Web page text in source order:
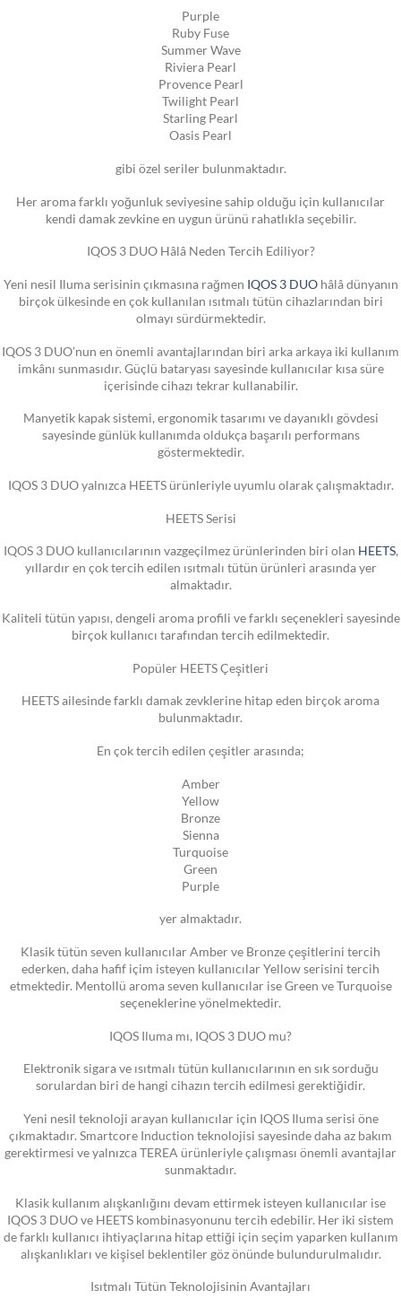
Purple
Ruby Fuse
Summer Wave
Riviera Pearl
Provence Pearl
Twilight Pearl
Starling Pearl
Oasis Pearl
gibi özel seriler bulunmaktadır.
Her aroma farklı yoğunluk seviyesine sahip olduğu için kullanıcılar
kendi damak zevkine en uygun ürünü rahatlıkla seçebilir.
IQOS 3 DUO Hâlâ Neden Tercih Ediliyor?
Yeni nesil Iluma serisinin çıkmasına rağmen IQOS 3 DUOhâlâ dünyanın
birçok ülkesinde en çok kullanılan ısıtmalı tütün cihazlarından biri
olmayı sürdürmektedir.
IQOS 3 DUO’nun en önemli avantajlarından biri arka arkaya iki kullanım
imkânı sunmasıdır. Güçlü bataryası sayesinde kullanıcılar kısa süre
içerisinde cihazı tekrar kullanabilir.
Manyetik kapak sistemi, ergonomik tasarımı ve dayanıklı gövdesi
sayesinde günlük kullanımda oldukça başarılı performans
göstermektedir.
IQOS 3 DUO yalnızca HEETS ürünleriyle uyumlu olarak çalışmaktadır.
HEETS Serisi
IQOS 3 DUO kullanıcılarının vazgeçilmez ürünlerinden biri olan HEETS,
yıllardır en çok tercih edilen ısıtmalı tütün ürünleri arasında yer
almaktadır.
Kaliteli tütün yapısı, dengeli aroma profili ve farklı seçenekleri sayesinde
birçok kullanıcı tarafından tercih edilmektedir.
Popüler HEETS Çeşitleri
HEETS ailesinde farklı damak zevklerine hitap eden birçok aroma
bulunmaktadır.
En çok tercih edilen çeşitler arasında;
Amber
Yellow
Bronze
Sienna
Turquoise
Green
Purple
yer almaktadır.
Klasik tütün seven kullanıcılar Amber ve Bronze çeşitlerini tercih
ederken, daha hafif içim isteyen kullanıcılar Yellow serisini tercih
etmektedir. Mentollü aroma seven kullanıcılar ise Green ve Turquoise
seçeneklerine yönelmektedir.
IQOS Iluma mı, IQOS 3 DUO mu?
Elektronik sigara ve ısıtmalı tütün kullanıcılarının en sık sorduğu
sorulardan biri de hangi cihazın tercih edilmesi gerektiğidir.
Yeni nesil teknoloji arayan kullanıcılar için IQOS Iluma serisi öne
çıkmaktadır. Smartcore Induction teknolojisi sayesinde daha az bakım
gerektirmesi ve yalnızca TEREA ürünleriyle çalışması önemli avantajlar
sunmaktadır.
Klasik kullanım alışkanlığını devam ettirmek isteyen kullanıcılar ise
IQOS 3 DUO ve HEETS kombinasyonunu tercih edebilir. Her iki sistem
de farklı kullanıcı ihtiyaçlarına hitap ettiği için seçim yaparken kullanım
alışkanlıkları ve kişisel beklentiler göz önünde bulundurulmalıdır.
Isıtmalı Tütün Teknolojisinin Avantajları